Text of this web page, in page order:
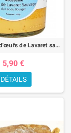
Mousseline d'œufs de Lavaret sauvage
5,90 €
DÉTAILS